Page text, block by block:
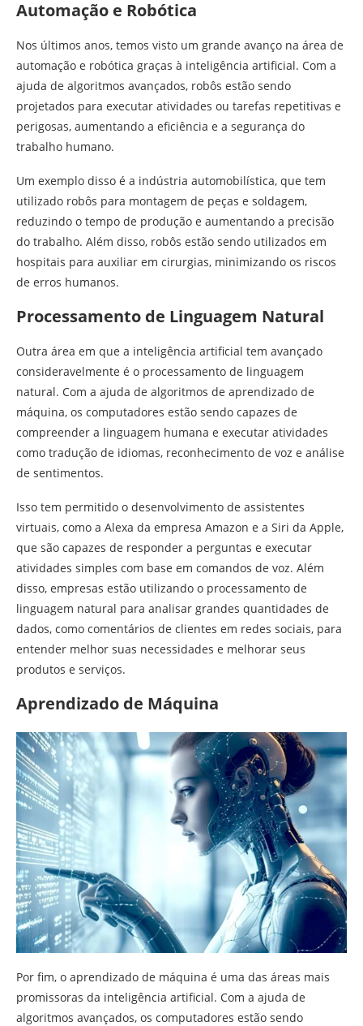
Automação e Robótica
Nos últimos anos, temos visto um grande avanço na área de
automação e robótica graças à inteligência artificial. Com a
ajuda de algoritmos avançados, robôs estão sendo
projetados para executar atividades ou tarefas repetitivas e
perigosas, aumentando a eficiência e a segurança do
trabalho humano.
Um exemplo disso é a indústria automobilística, que tem
utilizado robôs para montagem de peças e soldagem,
reduzindo o tempo de produção e aumentando a precisão
do trabalho. Além disso, robôs estão sendo utilizados em
hospitais para auxiliar em cirurgias, minimizando os riscos
de erros humanos.
Processamento de Linguagem Natural
Outra área em que a inteligência artificial tem avançado
consideravelmente é o processamento de linguagem
natural. Com a ajuda de algoritmos de aprendizado de
máquina, os computadores estão sendo capazes de
compreender a linguagem humana e executar atividades
como tradução de idiomas, reconhecimento de voz e análise
de sentimentos.
Isso tem permitido o desenvolvimento de assistentes
virtuais, como a Alexa da empresa Amazon e a Siri da Apple,
que são capazes de responder a perguntas e executar
atividades simples com base em comandos de voz. Além
disso, empresas estão utilizando o processamento de
linguagem natural para analisar grandes quantidades de
dados, como comentários de clientes em redes sociais, para
entender melhor suas necessidades e melhorar seus
produtos e serviços.
Aprendizado de Máquina
Por fim, o aprendizado de máquina é uma das áreas mais
promissoras da inteligência artificial. Com a ajuda de
algoritmos avançados, os computadores estão sendo